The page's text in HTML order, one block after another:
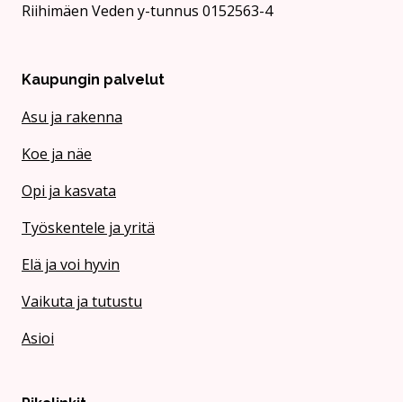
Riihimäen Veden y-tunnus 0152563-4
Kaupungin palvelut
Asu ja rakenna
Koe ja näe
Opi ja kasvata
Työskentele ja yritä
Elä ja voi hyvin
Vaikuta ja tutustu
Asioi